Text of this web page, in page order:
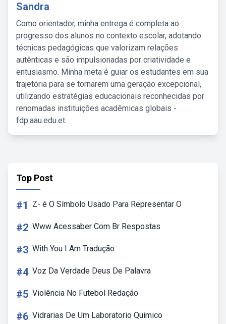
Sandra
Como orientador, minha entrega é completa ao
progresso dos alunos no contexto escolar, adotando
técnicas pedagógicas que valorizam relações
autênticas e são impulsionadas por criatividade e
entusiasmo. Minha meta é guiar os estudantes em sua
trajetória para se tornarem uma geração excepcional,
utilizando estratégias educacionais reconhecidas por
renomadas instituições acadêmicas globais -
fdp.aau.edu.et.
Top Post
#1 Z- é O Símbolo Usado Para Representar O
#2 Www Acessaber Com Br Respostas
#3 With You I Am Tradução
#4 Voz Da Verdade Deus De Palavra
#5 Violência No Futebol Redação
#6 Vidrarias De Um Laboratorio Quimico